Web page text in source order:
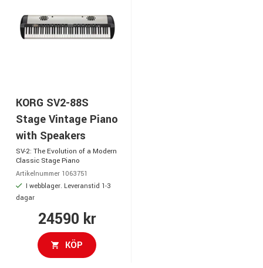
KORG SV2-88S
Stage Vintage Piano
with Speakers
SV-2: The Evolution of a Modern
Classic Stage Piano
Artikelnummer 1063751
I webblager. Leveranstid 1-3
dagar
24590 kr
KÖP